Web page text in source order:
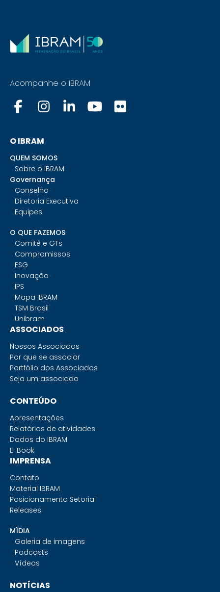
Acompanhe o IBRAM
O IBRAM
QUEM SOMOS
Sobre o IBRAM
Governança
Conselho
Diretoria Executiva
Equipes
O QUE FAZEMOS
Comitê e GTs
Compromissos
ESG
Inovação
IPS
Mapa IBRAM
TSM Brasil
Unibram
ASSOCIADOS
Nossos Associados
Por que se associar
Portfólio dos Associados
Seja um associado
CONTEÚDO
Apresentações
Relatórios de atividades
Dados do IBRAM
E-Book
IMPRENSA
Contato
Material IBRAM
Posicionamento Setorial
Releases
MÍDIA
Galeria de imagens
Podcasts
Vídeos
NOTÍCIAS